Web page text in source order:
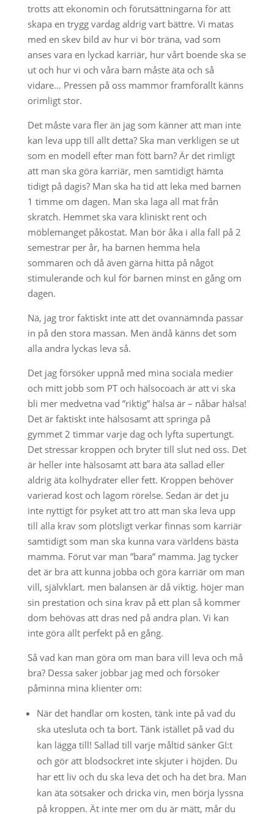
trotts att ekonomin och förutsättningarna för att
skapa en trygg vardag aldrig vart bättre. Vi matas
med en skev bild av hur vi bör träna, vad som
anses vara en lyckad karriär, hur vårt boende ska se
ut och hur vi och våra barn måste äta och så
vidare… Pressen på oss mammor framförallt känns
orimligt stor.
Det måste vara fler än jag som känner att man inte
kan leva upp till allt detta? Ska man verkligen se ut
som en modell efter man fött barn? Är det rimligt
att man ska göra karriär, men samtidigt hämta
tidigt på dagis? Man ska ha tid att leka med barnen
1 timme om dagen. Man ska laga all mat från
skratch. Hemmet ska vara kliniskt rent och
möblemanget påkostat. Man bör åka i alla fall på 2
semestrar per år, ha barnen hemma hela
sommaren och då även gärna hitta på något
stimulerande och kul för barnen minst en gång om
dagen.
Nä, jag tror faktiskt inte att det ovannämnda passar
in på den stora massan. Men ändå känns det som
alla andra lyckas leva så.
Det jag försöker uppnå med mina sociala medier
och mitt jobb som PT och hälsocoach är att vi ska
bli mer medvetna vad ”riktig” hälsa är – nåbar hälsa!
Det är faktiskt inte hälsosamt att springa på
gymmet 2 timmar varje dag och lyfta supertungt.
Det stressar kroppen och bryter till slut ned oss. Det
är heller inte hälsosamt att bara äta sallad eller
aldrig äta kolhydrater eller fett. Kroppen behöver
varierad kost och lagom rörelse. Sedan är det ju
inte nyttigt för psyket att tro att man ska leva upp
till alla krav som plötsligt verkar finnas som karriär
samtidigt som man ska kunna vara världens bästa
mamma. Förut var man ”bara” mamma. Jag tycker
det är bra att kunna jobba och göra karriär om man
vill, självklart. men balansen är då viktig. höjer man
sin prestation och sina krav på ett plan så kommer
dom behövas att dras ned på andra plan. Vi kan
inte göra allt perfekt på en gång.
Så vad kan man göra om man bara vill leva och må
bra? Dessa saker jobbar jag med och försöker
påminna mina klienter om:
När det handlar om kosten, tänk inte på vad du
ska utesluta och ta bort. Tänk istället på vad du
kan lägga till! Sallad till varje måltid sänker GI:t
och gör att blodsockret inte skjuter i höjden. Du
har ett liv och du ska leva det och ha det bra. Man
kan äta sötsaker och dricka vin, men börja lyssna
på kroppen. Ät inte mer om du är mätt, mår du